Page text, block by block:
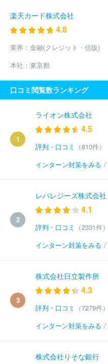
楽天カード株式会社
4.8
業界： 金融(クレジット・信販)
本社： 東京都
口コミ閲覧数ランキング
1
ライオン株式会社
4.5
評判・口コミ
（810件）
インターン対策をみる /
2
レバレジーズ株式会社
4.1
評判・口コミ
（2331件）
インターン対策をみる /
3
株式会社日立製作所
4.3
評判・口コミ
（7279件）
インターン対策をみる /
株式会社りそな銀行